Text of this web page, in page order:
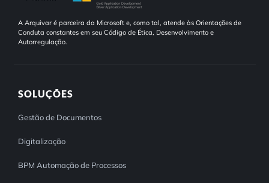
A Arquivar é parceira da Microsoft e, como tal, atende às Orientações de
Conduta constantes em seu Código de Ética, Desenvolvimento e
Autorregulação.
SOLUÇÕES
Gestão de Documentos
Digitalização
BPM Automação de Processos